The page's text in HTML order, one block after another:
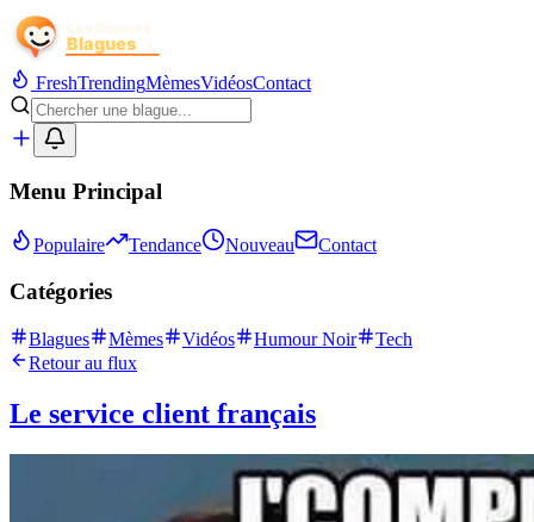
FreshTrendingMèmesVidéosContact
Menu Principal
Populaire Tendance Nouveau Contact
Catégories
Blagues Mèmes Vidéos Humour Noir
Tech
Retour au flux
Le service client français